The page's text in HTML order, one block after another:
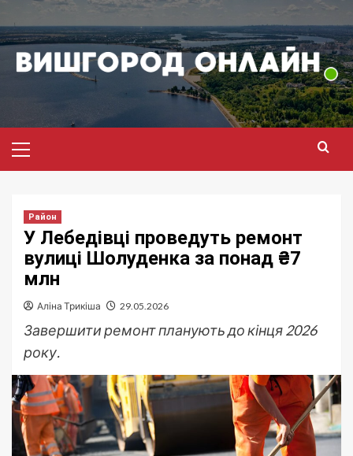
до
вмісту
меню
Район
У Лебедівці проведуть ремонт
вулиці Шолуденка за понад ₴7
млн
Аліна Трикіша 29.05.2026
Завершити ремонт планують до кінця 2026
року.